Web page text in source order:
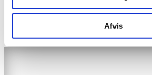
Afvis
Bryllupsforum